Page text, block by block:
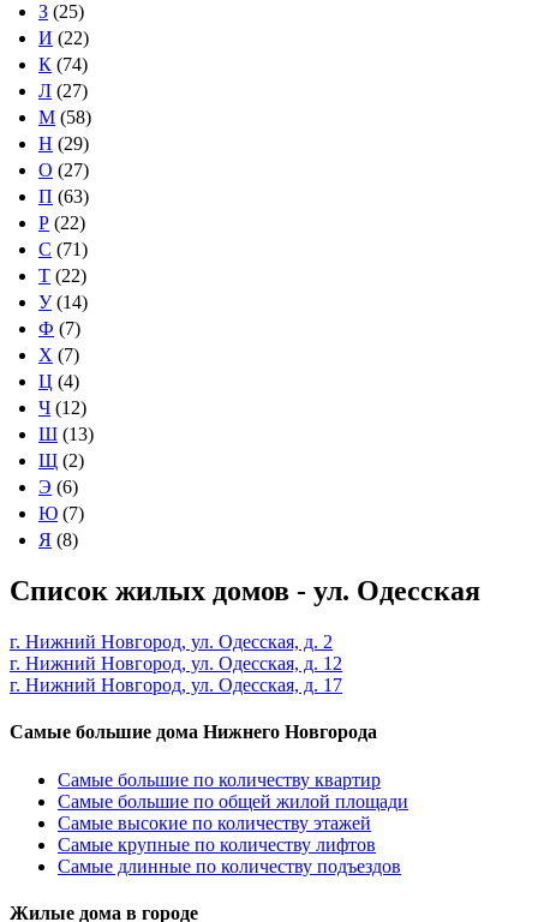
З (25)
И (22)
К (74)
Л (27)
М (58)
Н (29)
О (27)
П (63)
Р (22)
С (71)
Т (22)
У(14)
Ф (7)
Х (7)
Ц (4)
Ч (12)
Ш (13)
Щ (2)
Э (6)
Ю (7)
Я (8)
Список жилых домов - ул. Одесская
г. Нижний Новгород, ул. Одесская, д. 2
г. Нижний Новгород, ул. Одесская, д. 12
г. Нижний Новгород, ул. Одесская, д. 17
Самые большие дома Нижнего Новгорода
Самые большие по количеству квартир
Самые большие по общей жилой площади
Самые высокие по количеству этажей
Самые крупные по количеству лифтов
Самые длинные по количеству подъездов
Жилые дома в городе